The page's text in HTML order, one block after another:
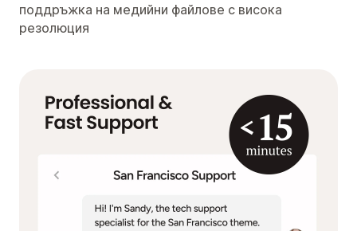
поддръжка на медийни файлове с висока
резолюция